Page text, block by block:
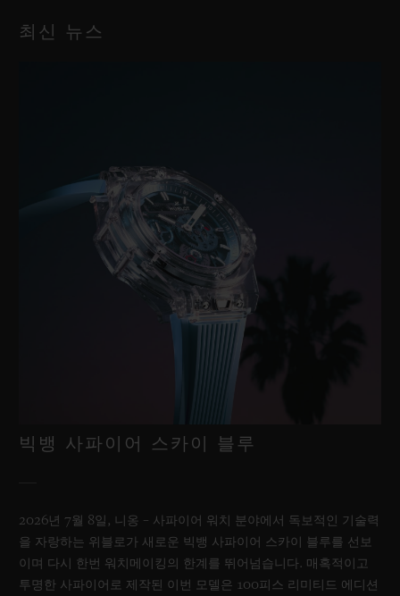
최신 뉴스
빅뱅 사파이어 스카이 블루
2026년 7월 8일, 니옹 – 사파이어 워치 분야에서 독보적인 기술력
을 자랑하는 위블로가 새로운 빅뱅 사파이어 스카이 블루를 선보
이며 다시 한번 워치메이킹의 한계를 뛰어넘습니다. 매혹적이고
투명한 사파이어로 제작된 이번 모델은 100피스 리미티드 에디션